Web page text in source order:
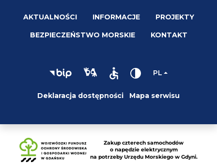
AKTUALNOŚCI INFORMACJE PROJEKTY
BEZPIECZEŃSTWO MORSKIE KONTAKT
PL
Deklaracja dostępności Mapa serwisu